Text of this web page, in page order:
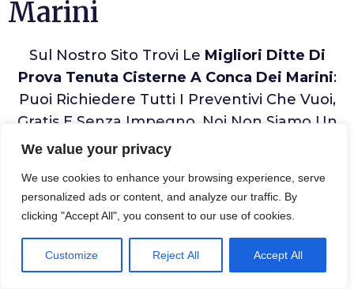
We value your privacy
We use cookies to enhance your browsing experience, serve
personalized ads or content, and analyze our traffic. By
clicking "Accept All", you consent to our use of cookies.
Customize Reject All Accept All
Marini
Sul Nostro Sito Trovi Le Migliori Ditte Di
Prova Tenuta Cisterne A Conca Dei Marini:
Puoi Richiedere Tutti I Preventivi Che Vuoi,
Gratis E Senza Impegno. Noi Non Siamo Un
Intermediario E Non Richiediamo Percentuali
Verrà Richiesto Sarà Identico A Quello Che
Riceveresti Contattando Direttamente Le
Semplice E Veloce!